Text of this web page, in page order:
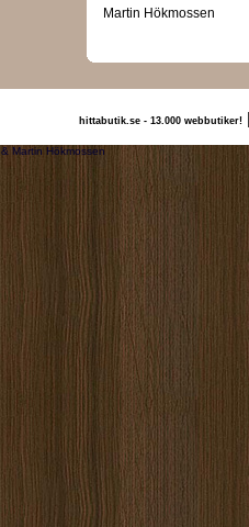
Martin Hökmossen
hittabutik.se - 13.000 webbutiker!|
& Martin Hökmossen